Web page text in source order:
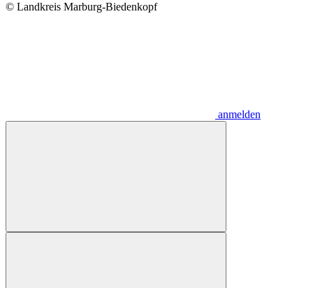
© Landkreis Marburg-Biedenkopf
anmelden